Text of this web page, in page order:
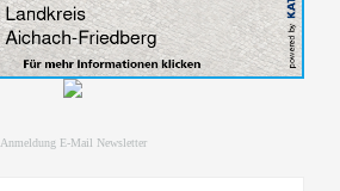
Anmeldung E-Mail Newsletter